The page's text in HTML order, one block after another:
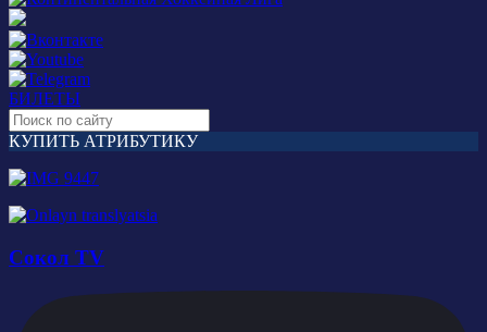
БИЛЕТЫ
КУПИТЬ АТРИБУТИКУ
Сокол TV